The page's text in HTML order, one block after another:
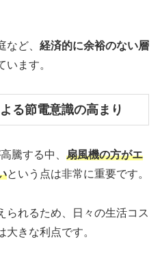
ど、 経済的に余裕のない層
ます。
る節電意識の高まり
騰する中、 扇風機の方がエ
という点は非常に重要です。
られるため、日々の生活コス
大きな利点です。